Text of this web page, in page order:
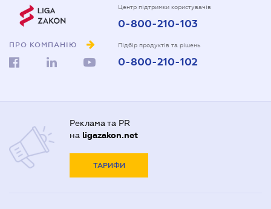
ПРО КОМПАНІЮ
Центр підтримки користувачів
0-800-210-103
Підбір продуктів та рішень
0-800-210-102
Реклама та PR
на ligazakon.net
ТАРИФИ